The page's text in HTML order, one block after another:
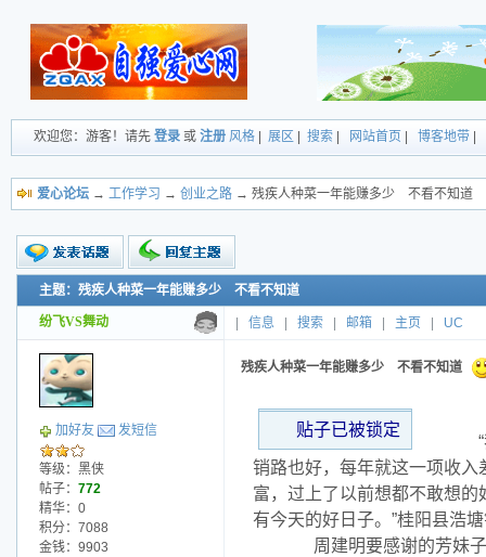
欢迎您：游客！请先 登录 或 注册 风格 展区 搜索 网站首页 博客地带
爱心论坛 → 工作学习 → 创业之路 → 残疾人种菜一年能赚多少 不看不知道
新的主题
投票帖
小字报
主题：残疾人种菜一年能赚多少 不看不知道
纷飞VS舞动 信息 搜索 邮箱 主页 UC
加好友 发短信
等级：黑侠
帖子： 772
精华：0
积分：7088
金钱：9903
残疾人种菜一年能赚多少 不看不知道
贴子已被锁定
“我
销路也好，每年就这一项收
富，过上了以前想都不敢想
有今天的好日子。”桂阳县浩
周建明要感谢的芳妹子